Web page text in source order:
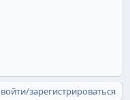
зарегистрироваться